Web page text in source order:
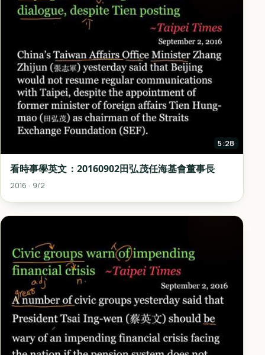
5:28
看時事學英文：20160902田弘茂任海基會董事長
2016 · 9/2